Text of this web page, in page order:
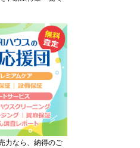
力なら、納得のご